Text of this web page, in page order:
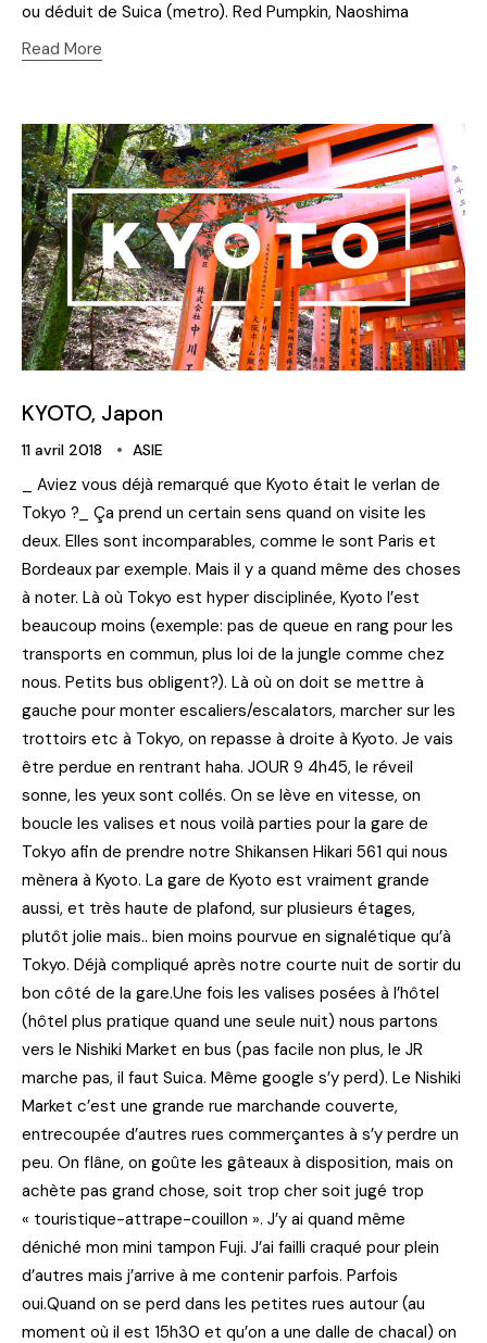
ou déduit de Suica (metro). Red Pumpkin, Naoshima
Read More
KYOTO, Japon
11 avril 2018 ASIE
_ Aviez vous déjà remarqué que Kyoto était le verlan de
Tokyo ?_ Ça prend un certain sens quand on visite les
deux. Elles sont incomparables, comme le sont Paris et
Bordeaux par exemple. Mais il y a quand même des choses
à noter. Là où Tokyo est hyper disciplinée, Kyoto l’est
beaucoup moins (exemple: pas de queue en rang pour les
transports en commun, plus loi de la jungle comme chez
nous. Petits bus obligent?). Là où on doit se mettre à
gauche pour monter escaliers/escalators, marcher sur les
trottoirs etc à Tokyo, on repasse à droite à Kyoto. Je vais
être perdue en rentrant haha. JOUR 9 4h45, le réveil
sonne, les yeux sont collés. On se lève en vitesse, on
boucle les valises et nous voilà parties pour la gare de
Tokyo afin de prendre notre Shikansen Hikari 561 qui nous
mènera à Kyoto. La gare de Kyoto est vraiment grande
aussi, et très haute de plafond, sur plusieurs étages,
plutôt jolie mais.. bien moins pourvue en signalétique qu’à
Tokyo. Déjà compliqué après notre courte nuit de sortir du
bon côté de la gare.Une fois les valises posées à l’hôtel
(hôtel plus pratique quand une seule nuit) nous partons
vers le Nishiki Market en bus (pas facile non plus, le JR
marche pas, il faut Suica. Même google s’y perd). Le Nishiki
Market c’est une grande rue marchande couverte,
entrecoupée d’autres rues commerçantes à s’y perdre un
peu. On flâne, on goûte les gâteaux à disposition, mais on
achète pas grand chose, soit trop cher soit jugé trop
« touristique-attrape-couillon ». J’y ai quand même
déniché mon mini tampon Fuji. J’ai failli craqué pour plein
d’autres mais j’arrive à me contenir parfois. Parfois
oui.Quand on se perd dans les petites rues autour (au
moment où il est 15h30 et qu’on a une dalle de chacal) on